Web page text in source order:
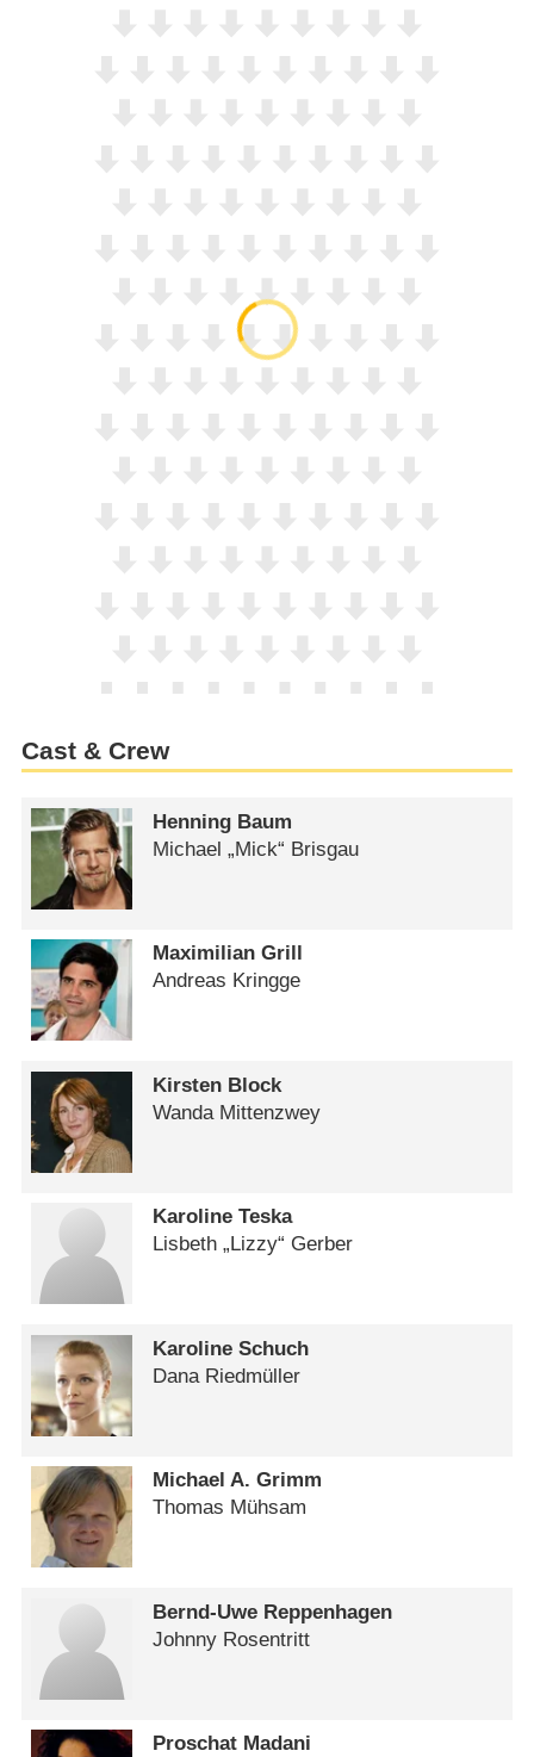
Cast & Crew
Henning Baum
Michael „Mick“ Brisgau
Maximilian Grill
Andreas Kringge
Kirsten Block
Wanda Mittenzwey
Karoline Teska
Lisbeth „Lizzy“ Gerber
Karoline Schuch
Dana Riedmüller
Michael A. Grimm
Thomas Mühsam
Bernd-Uwe Reppenhagen
Johnny Rosentritt
Proschat Madani